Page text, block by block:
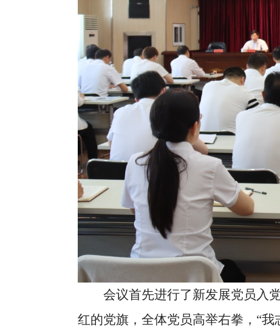
会议首先进行了新发展党员入党
红的党旗，全体党员高举右拳， “我